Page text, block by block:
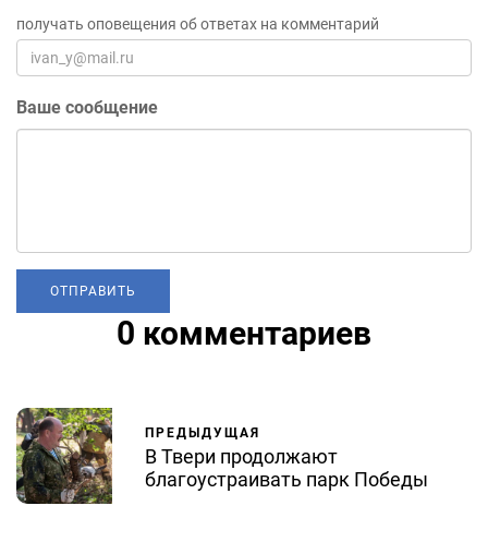
получать оповещения об ответах на комментарий
Ваше сообщение
0 комментариев
ПРЕДЫДУЩАЯ
В Твери продолжают
благоустраивать парк Победы